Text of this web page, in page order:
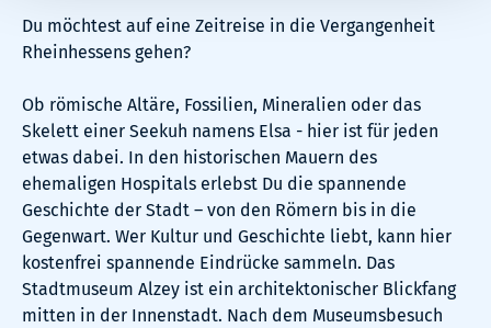
Du möchtest auf eine Zeitreise in die Vergangenheit
Rheinhessens gehen?
Ob römische Altäre, Fossilien, Mineralien oder das
Skelett einer Seekuh namens Elsa - hier ist für jeden
etwas dabei. In den historischen Mauern des
ehemaligen Hospitals erlebst Du die spannende
Geschichte der Stadt – von den Römern bis in die
Gegenwart. Wer Kultur und Geschichte liebt, kann hier
kostenfrei spannende Eindrücke sammeln. Das
Stadtmuseum Alzey ist ein architektonischer Blickfang
mitten in der Innenstadt. Nach dem Museumsbesuch